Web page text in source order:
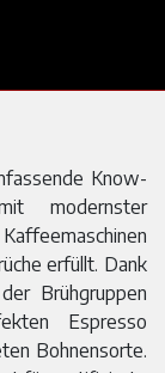
Know-
modernster
erfüllt. Dank
Brühgruppen
Espresso
Bohnensorte.